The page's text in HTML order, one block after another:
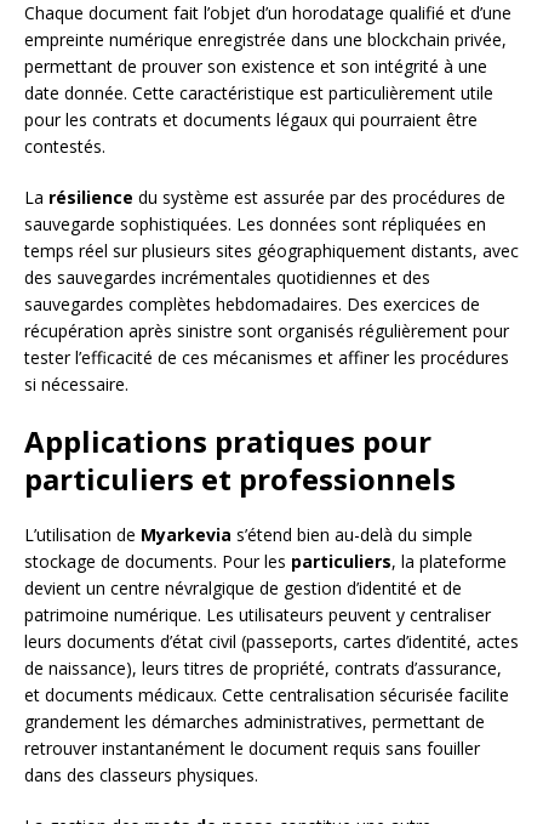
Chaque document fait l’objet d’un horodatage qualifié et d’une
empreinte numérique enregistrée dans une blockchain privée,
permettant de prouver son existence et son intégrité à une
date donnée. Cette caractéristique est particulièrement utile
pour les contrats et documents légaux qui pourraient être
contestés.
La résilience du système est assurée par des procédures de
sauvegarde sophistiquées. Les données sont répliquées en
temps réel sur plusieurs sites géographiquement distants, avec
des sauvegardes incrémentales quotidiennes et des
sauvegardes complètes hebdomadaires. Des exercices de
récupération après sinistre sont organisés régulièrement pour
tester l’efficacité de ces mécanismes et affiner les procédures
si nécessaire.
Applications pratiques pour
particuliers et professionnels
L’utilisation de Myarkevia s’étend bien au-delà du simple
stockage de documents. Pour les particuliers, la plateforme
devient un centre névralgique de gestion d’identité et de
patrimoine numérique. Les utilisateurs peuvent y centraliser
leurs documents d’état civil (passeports, cartes d’identité, actes
de naissance), leurs titres de propriété, contrats d’assurance,
et documents médicaux. Cette centralisation sécurisée facilite
grandement les démarches administratives, permettant de
retrouver instantanément le document requis sans fouiller
dans des classeurs physiques.